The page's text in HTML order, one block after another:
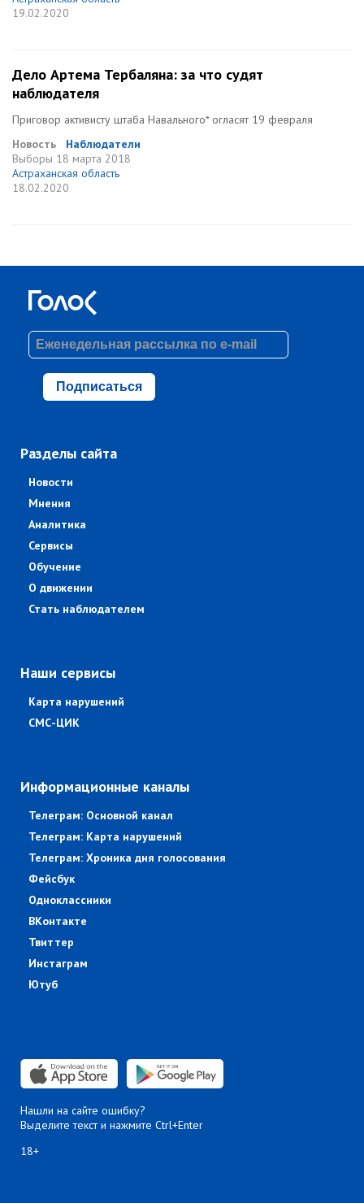
19.02.2020
Дело Артема Тербаляна: за что судят
наблюдателя
Приговор активисту штаба Навального* огласят 19 февраля
Новость
Наблюдатели
Выборы 18 марта 2018
Астраханская область
18.02.2020
Подписаться
Разделы сайта
Новости
Мнения
Аналитика
Сервисы
Обучение
О движении
Стать наблюдателем
Наши сервисы
Карта нарушений
СМС-ЦИК
Информационные каналы
Телеграм: Основной канал
Телеграм: Карта нарушений
Телеграм: Хроника дня голосования
Фейсбук
Одноклассники
ВКонтакте
Твиттер
Инстаграм
Ютуб
Нашли на сайте ошибку?
Выделите текст и нажмите Ctrl+Enter
18+